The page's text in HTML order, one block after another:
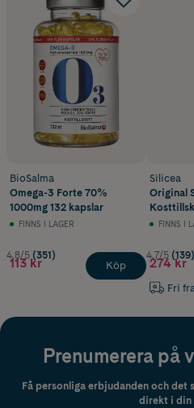
BioSalma
Omega-3 Forte 70%
1000mg 132 kapslar
FINNS I LAGER
4.8/5 (351)
113 kr Köp
Silicea
Original
FINNS I
4.7/5 (139)
274 kr
Fri
Prenumerera på
Få personliga erbjudanden och det
direkt i din